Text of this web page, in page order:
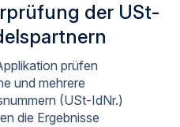
der USt-
prüfen
und mehrere
(USt-IdNr.)
die Ergebnisse